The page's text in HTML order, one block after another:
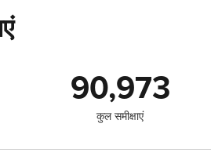
90,973
कुल समीक्षाएं